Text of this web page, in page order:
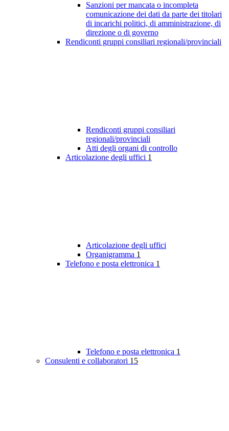
Sanzioni per mancata o incompleta
comunicazione dei dati da parte dei titolari
di incarichi politici, di amministrazione, di
direzione o di governo
Rendiconti gruppi consiliari regionali/provinciali
Rendiconti gruppi consiliari
regionali/provinciali
Atti degli organi di controllo
Articolazione degli uffici 1
Articolazione degli uffici
Organigramma 1
Telefono e posta elettronica 1
Telefono e posta elettronica 1
Consulenti e collaboratori 15